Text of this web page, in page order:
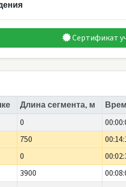
Сертификат
Длина сегмента, м
0
750
0
3900